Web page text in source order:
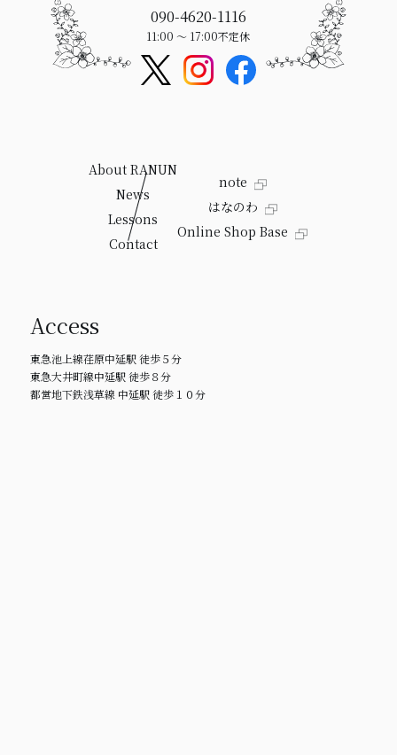
090-4620-1116
11:00 〜 17:00不定休
About RANUN
News
Lessons
Contact
note
はなのわ
Online Shop Base
Access
東急池上線荏原中延駅 徒歩５分
東急大井町線中延駅 徒歩８分
都営地下鉄浅草線 中延駅 徒歩１０分